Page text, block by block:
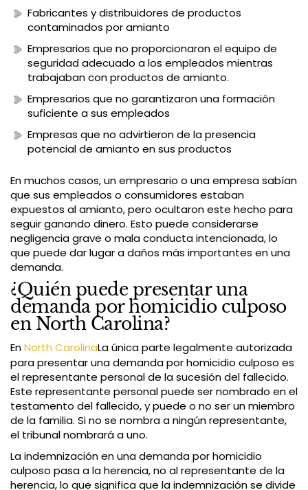
Fabricantes y distribuidores de productos
contaminados por amianto
Empresarios que no proporcionaron el equipo de
seguridad adecuado a los empleados mientras
trabajaban con productos de amianto.
Empresarios que no garantizaron una formación
suficiente a sus empleados
Empresas que no advirtieron de la presencia
potencial de amianto en sus productos
En muchos casos, un empresario o una empresa sabían
que sus empleados o consumidores estaban
expuestos al amianto, pero ocultaron este hecho para
seguir ganando dinero. Esto puede considerarse
negligencia grave o mala conducta intencionada, lo
que puede dar lugar a daños más importantes en una
demanda.
¿Quién puede presentar una
demanda por homicidio culposo
en North Carolina?
EnNorth CarolinaLa única parte legalmente autorizada
para presentar una demanda por homicidio culposo es
el representante personal de la sucesión del fallecido.
Este representante personal puede ser nombrado en el
testamento del fallecido, y puede o no ser un miembro
de la familia. Si no se nombra a ningún representante,
el tribunal nombrará a uno.
La indemnización en una demanda por homicidio
culposo pasa a la herencia, no al representante de la
herencia, lo que significa que la indemnización se divide